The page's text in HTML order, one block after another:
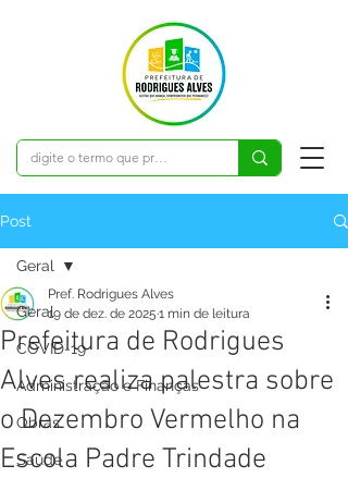
Post
Geral
COVID-19
Administração e Finanças
Obras
Saúde
Geral
Prefeitura de Rodrigues
Alves realiza palestra sobre
o Dezembro Vermelho na
Escola Padre Trindade
Pref. Rodrigues Alves
19 de dez. de 2025 1 min de leitura